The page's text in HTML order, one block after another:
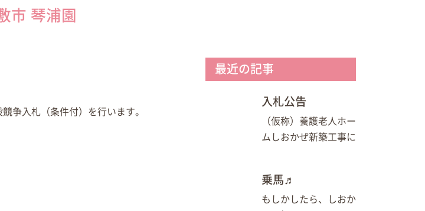
市 琴浦園
争入札（条件付）を行います。
最近の記事
入札公告
（仮称）養護老人ホー
ムしおかぜ新築工事に
乗馬♬
もしかしたら、しおか